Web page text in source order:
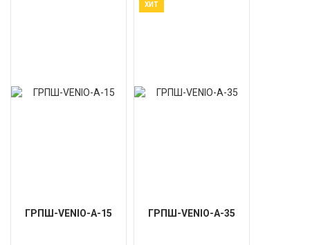
ГРПШ-VENIO-А-15
ХИТ
ГРПШ-VENIO-А-35